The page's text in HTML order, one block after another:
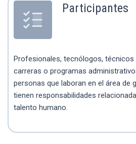
Participantes
Profesionales, tecnólogos, técnicos
carreras o programas
personas que laboran en el área de
tienen responsabilidades
talento humano.